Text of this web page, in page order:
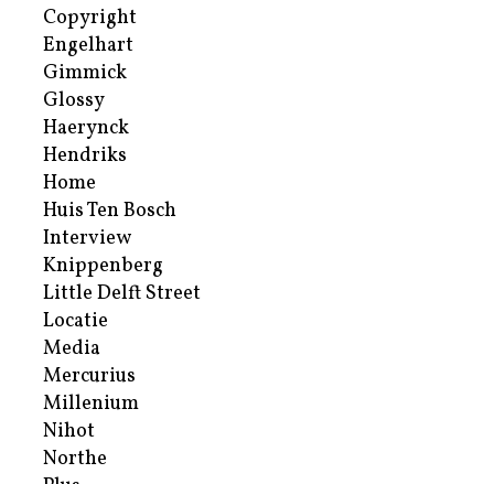
Copyright
Engelhart
Gimmick
Glossy
Haerynck
Hendriks
Home
Huis Ten Bosch
Interview
Knippenberg
Little Delft Street
Locatie
Media
Mercurius
Millenium
Nihot
Northe